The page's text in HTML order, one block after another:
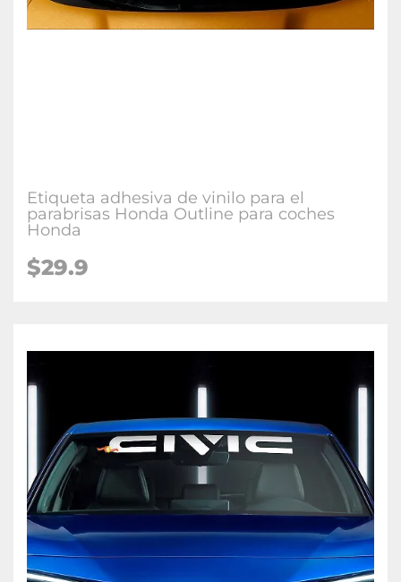
Etiqueta adhesiva de vinilo para el
parabrisas Honda Outline para coches
Honda
$29.9